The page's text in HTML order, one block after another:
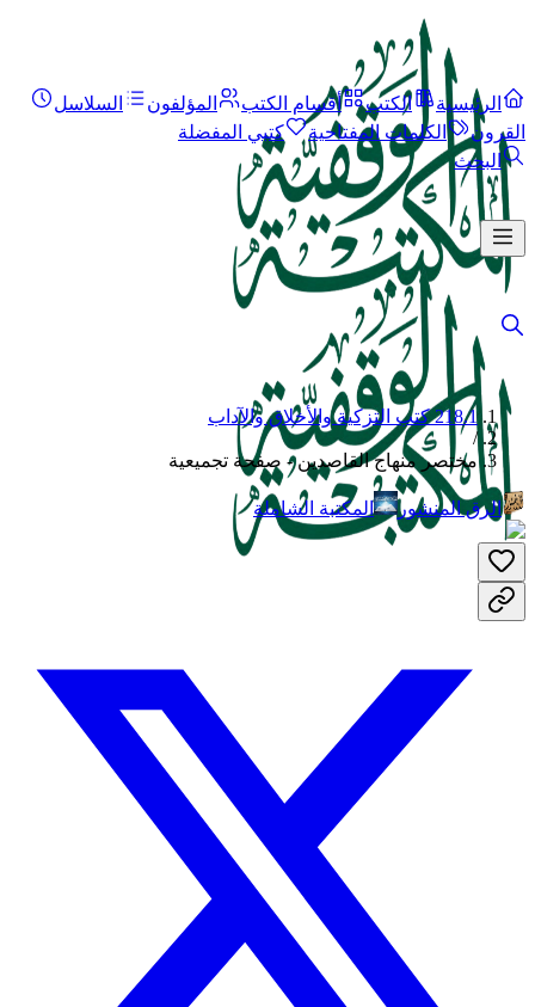
الرئيسية الكتب أقسام الكتب المؤلفون
السلاسل
القرون
الكلمات المفتاحية
كتبي المفضلة
البحث
218.1 كتب التزكية والأخلاق والآداب
/
مختصر منهاج القاصدين - صفحة تجميعية
الرق المنشور المكتبة الشاملة